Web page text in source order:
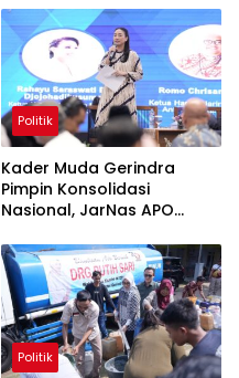
Politik
Kader Muda Gerindra
Pimpin Konsolidasi
Nasional, JarNas APO
terhadap Modus Baru
Perdagangan Orang
Politik